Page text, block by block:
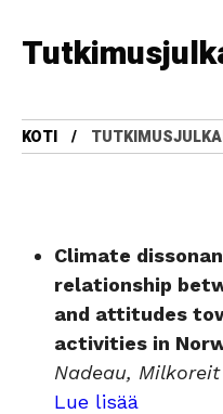
KOTI
Climate
relationship
and attitudes
activities in
Nadeau, Milkoreit
Lue lisää